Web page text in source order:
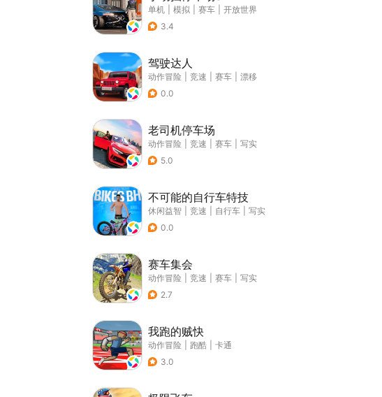
单机 模拟 赛车
开放世界
3.4
驾驶达人
动作冒险 竞速 赛车
漂移
0.0
老司机停车场
动作冒险 竞速 赛车
写实
5.0
不可能的自行车特技
休闲益智 竞速 自行车
写实
0.0
赛车集会
动作冒险 竞速 赛车
写实
2.7
我跑的贼快
动作冒险 跑酷
卡通
3.0